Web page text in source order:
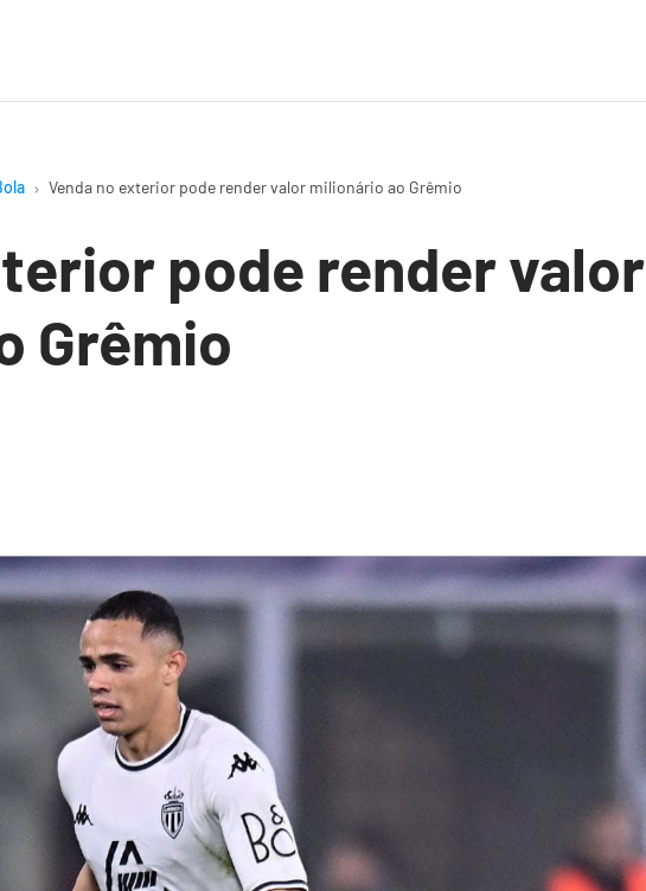
Venda no exterior pode render valor milionário ao Grêmio
pode render valor
Grêmio